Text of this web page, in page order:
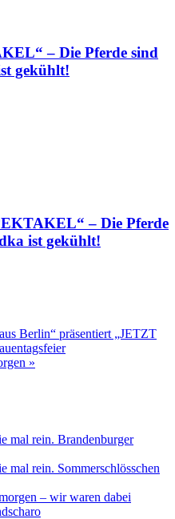
– Die Pferde sind
gekühlt!
– Die Pferde
ist gekühlt!
Berlin“ präsentiert „JETZT
»
mal rein. Brandenburger
mal rein. Sommerschlösschen
– wir waren dabei